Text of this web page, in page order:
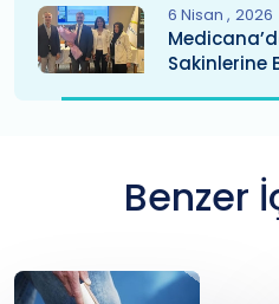
6 Nisan 2026
Sakinlerine
Benzer